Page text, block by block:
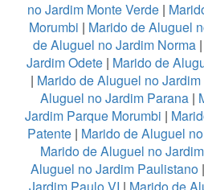
no Jardim Monte Verde |
Morumbi | Marido de Aluguel
de Aluguel no Jardim Norma|
Jardim Odete| Marido de
| Marido de Aluguel no
Aluguel no Jardim Parana|
Jardim Parque Morumbi |
Patente | Marido de Aluguel
Marido de Aluguel no
Aluguel no Jardim Paulistano|